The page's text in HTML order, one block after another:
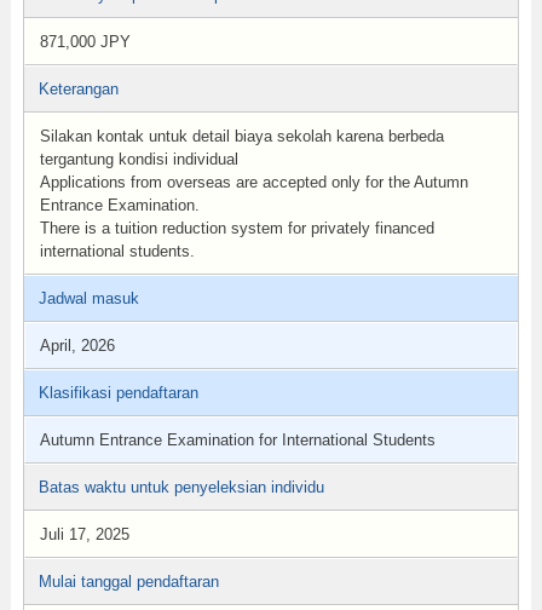
871,000 JPY
Keterangan
Silakan kontak untuk detail biaya sekolah karena berbeda
tergantung kondisi individual
Applications from overseas are accepted only for the Autumn
Entrance Examination.
There is a tuition reduction system for privately financed
international students.
Jadwal masuk
April, 2026
Klasifikasi pendaftaran
Autumn Entrance Examination for International Students
Batas waktu untuk penyeleksian individu
Juli 17, 2025
Mulai tanggal pendaftaran